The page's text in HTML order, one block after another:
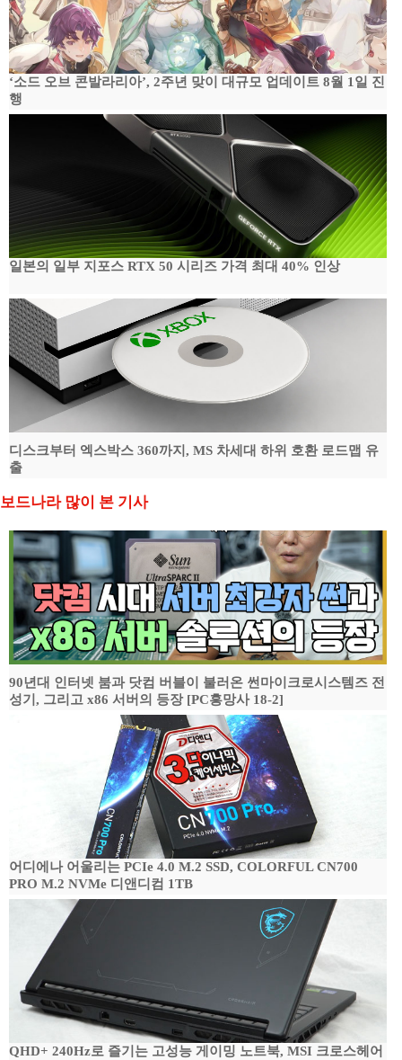
‘소드 오브 콘발라리아’, 2주년 맞이 대규모 업데이트 8월 1일 진
행
일본의 일부 지포스 RTX 50 시리즈 가격 최대 40% 인상
디스크부터 엑스박스 360까지, MS 차세대 하위 호환 로드맵 유
출
보드나라 많이 본 기사
90년대 인터넷 붐과 닷컴 버블이 불러온 썬마이크로시스템즈 전
성기, 그리고 x86 서버의 등장 [PC흥망사 18-2]
어디에나 어울리는 PCIe 4.0 M.2 SSD, COLORFUL CN700
PRO M.2 NVMe 디앤디컴 1TB
QHD+ 240Hz로 즐기는 고성능 게이밍 노트북, MSI 크로스헤어